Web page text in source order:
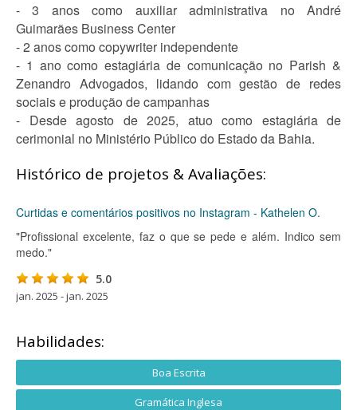
- 3 anos como auxiliar administrativa no André
Guimarães Business Center
- 2 anos como copywriter independente
- 1 ano como estagiária de comunicação no Parish &
Zenandro Advogados, lidando com gestão de redes
sociais e produção de campanhas
- Desde agosto de 2025, atuo como estagiária de
cerimonial no Ministério Público do Estado da Bahia.
Histórico de projetos & Avaliações:
Curtidas e comentários positivos no Instagram - Kathelen O.
"Profissional excelente, faz o que se pede e além. Indico sem
medo."
5.0
jan. 2025 - jan. 2025
Habilidades:
Boa Escrita
Gramática Inglesa